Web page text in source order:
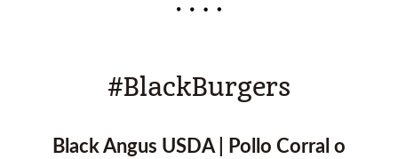
#BlackBurgers
Black Angus USDA | Pollo Corral o